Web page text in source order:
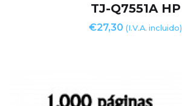
TJ-Q7551A HP
€27,30 (I.V.A. incluido)